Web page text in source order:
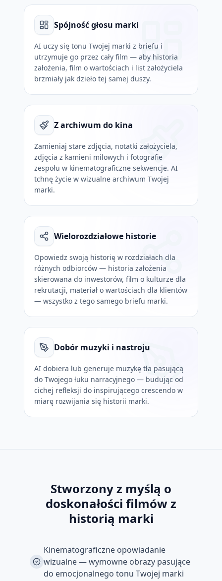
Spójność głosu marki
AI uczy się tonu Twojej marki z briefu i
utrzymuje go przez cały film — aby historia
założenia, film o wartościach i list założyciela
brzmiały jak dzieło tej samej duszy.
Z archiwum do kina
Zamieniaj stare zdjęcia, notatki założyciela,
zdjęcia z kamieni milowych i fotografie
zespołu w kinematograficzne sekwencje. AI
tchnę życie w wizualne archiwum Twojej
marki.
Wielorozdziałowe historie
Opowiedz swoją historię w rozdziałach dla
różnych odbiorców — historia założenia
skierowana do inwestorów, film o kulturze dla
rekrutacji, materiał o wartościach dla klientów
— wszystko z tego samego briefu marki.
Dobór muzyki i nastroju
AI dobiera lub generuje muzykę tła pasującą
do Twojego łuku narracyjnego — budując od
cichej refleksji do inspirującego crescendo w
miarę rozwijania się historii marki.
Stworzony z myślą o
doskonałości filmów z
historią marki
Kinematograficzne opowiadanie
wizualne — wymowne obrazy pasujące
do emocjonalnego tonu Twojej marki